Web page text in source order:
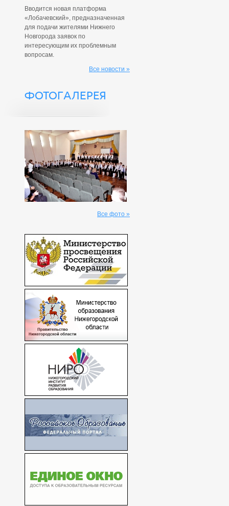
Вводится новая платформа
«Лобачевский», предназначенная
для подачи жителями Нижнего
Новгорода заявок по
интересующим их проблемным
вопросам.
Все новости »
ФОТОГАЛЕРЕЯ
Все фото »